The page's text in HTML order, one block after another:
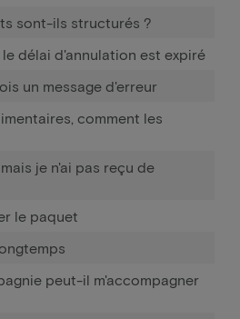
sont-ils structurés ?
délai d'annulation est expiré
un message d'erreur
comment les
je n'ai pas reçu de
le paquet
peut-il m'accompagner